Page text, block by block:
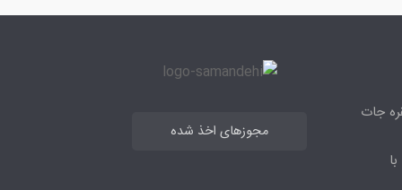
جات
مجوزهای اخذ شده